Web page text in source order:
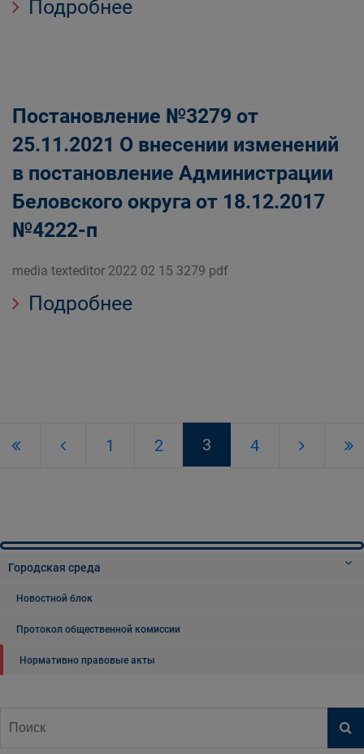
Подробнее
Постановление №3279 от
25.11.2021 О внесении изменений
в постановление Администрации
Беловского округа от 18.12.2017
№4222-п
media texteditor 2022 02 15 3279 pdf
Подробнее
1 2 3 4
Городская среда
Новостной блок
Протокол общественной комиссии
Нормативно правовые акты